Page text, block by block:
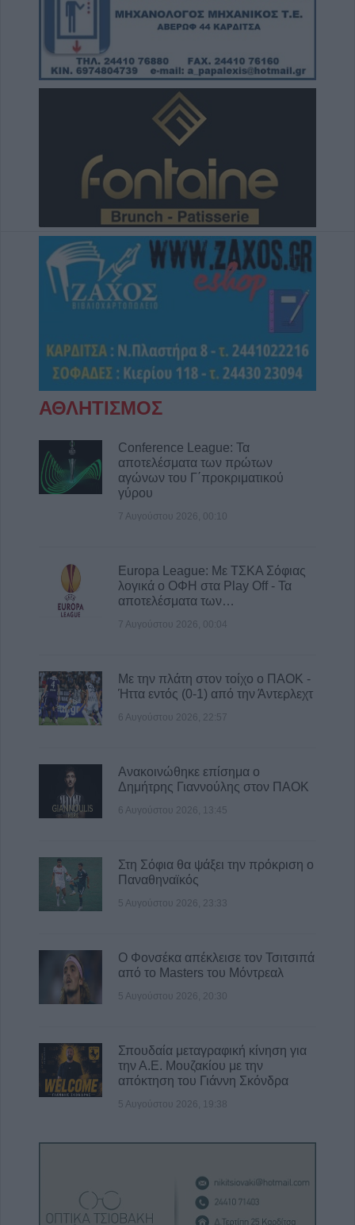
Άνω Λιόσια: Συνελήφθησαν δύο άνδρες για
τον θάνατο 72χρονου που βρέθηκε σε
αυτοκίνητο
6 Αυγούστου 2026, 17:50
Την Παρασκευή 7 Αυγούστου η κηδεία του
Αθανάσιου Ταξιάρχη
Πυρκαγιά σε γεωργική έκταση στην Κρήνη
Φαρσάλων – Τέθηκε υπό μερικό έλεγχο το
βράδυ της Πέμπτης (+Βίντεο)
6 Αυγούστου 2026, 17:36
Δημόσιες Σ.Α.Ε.Κ.: 860 τμήματα και 95
ειδικότητες για το 2026-2027
6 Αυγούστου 2026, 17:21
Την Παρασκευή (7/8) η δεύτερη καταβολή
6 Αυγούστου 2026, 16:31
Νεκρός 75χρονος σε αγροτική περιοχή του
Δομενίκου – Πιθανό παθολογικό αίτιο
6 Αυγούστου 2026, 16:27
Απολογισμός ΕΛ.ΑΣ. Θεσσαλίας: 574
συλλήψεις και δεκάδες εξιχνιάσεις τον Ιούλιο
6 Αυγούστου 2026, 16:09
κτηνοτρόφων που επλήγησαν από
6 Αυγούστου 2026, 15:26
Προγραμματισμένες διακοπές
ηλεκτροδότησης την Παρασκευή (7/8) σε
Ιτέα, Άγιο Γεώργιο, Γεώργιο Καραϊσκάκη,
ΑΘΛΗΤΙΣΜΟΣ
Conference League: Τα
αποτελέσματα των πρώτων
αγώνων του Γ΄προκριματικού
γύρου
7 Αυγούστου 2026, 00:10
Europa League: Με ΤΣΚΑ Σόφιας
λογικά ο ΟΦΗ στα Play Off - Τα
αποτελέσματα των…
7 Αυγούστου 2026, 00:04
Με την πλάτη στον τοίχο ο ΠΑΟΚ -
Ήττα εντός (0-1) από την Άντερλεχτ
6 Αυγούστου 2026, 22:57
Ανακοινώθηκε επίσημα ο
Δημήτρης Γιαννούλης στον ΠΑΟΚ
6 Αυγούστου 2026, 13:45
Στη Σόφια θα ψάξει την πρόκριση ο
Παναθηναϊκός
5 Αυγούστου 2026, 23:33
Ο Φονσέκα απέκλεισε τον Τσιτσιπά
από το Masters του Μόντρεαλ
5 Αυγούστου 2026, 20:30
Σπουδαία μεταγραφική κίνηση για
την Α.Ε. Μουζακίου με την
απόκτηση του Γιάννη Σκόνδρα
5 Αυγούστου 2026, 19:38